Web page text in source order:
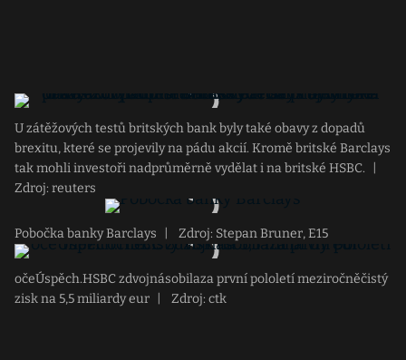
U zátěžových testů britských bank byly také obavy z dopadů
brexitu, které se projevily na pádu akcií. Kromě britské Barclays
tak mohli investoři nadprůměrně vydělat i na britské HSBC.
Zdroj: reuters
Pobočka banky Barclays Zdroj: Stepan Bruner, E15
očeÚspěch.HSBC zdvojnásobilaza první pololetí meziročněčistý
zisk na 5,5 miliardy eur
Zdroj: ctk